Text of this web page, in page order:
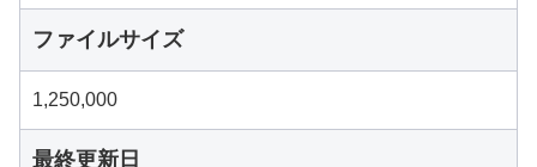
ファイルサイズ
1,250,000
最終更新日